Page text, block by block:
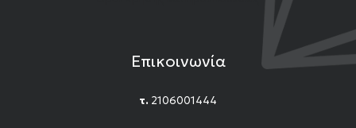
Επικοινωνία
τ. 2106001444